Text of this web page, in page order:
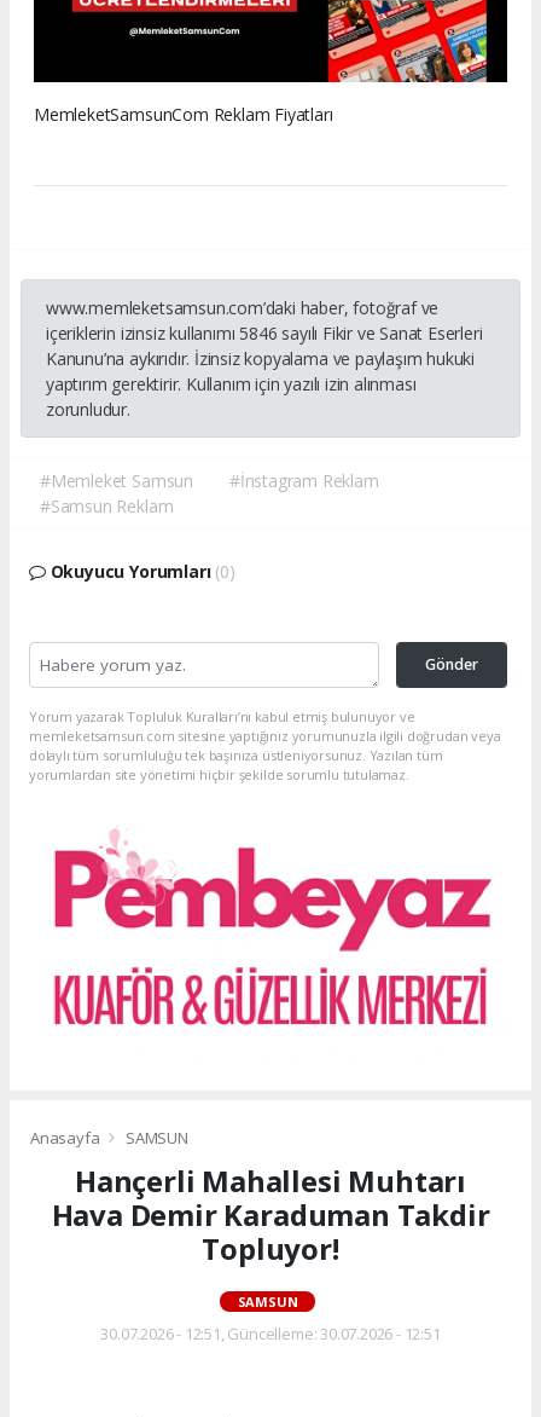
MemleketSamsunCom Reklam Fiyatları
www.memleketsamsun.com’daki haber, fotoğraf ve
içeriklerin izinsiz kullanımı 5846 sayılı Fikir ve Sanat Eserleri
Kanunu’na aykırıdır. İzinsiz kopyalama ve paylaşım hukuki
yaptırım gerektirir. Kullanım için yazılı izin alınması
zorunludur.
#Memleket Samsun
#İnstagram Reklam
#Samsun Reklam
Okuyucu Yorumları (0)
Gönder
Yorum yazarak Topluluk Kuralları’nı kabul etmiş bulunuyor ve
memleketsamsun.com sitesine yaptığınız yorumunuzla ilgili doğrudan veya
dolaylı tüm sorumluluğu tek başınıza üstleniyorsunuz. Yazılan tüm
yorumlardan site yönetimi hiçbir şekilde sorumlu tutulamaz.
Anasayfa SAMSUN
Hançerli Mahallesi Muhtarı
Hava Demir Karaduman Takdir
Topluyor!
SAMSUN
30.07.2026 - 12:51, Güncelleme: 30.07.2026 - 12:51